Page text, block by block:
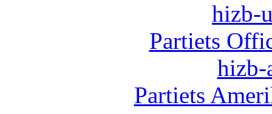
hizb-
Partiets
hizb-
Partiets